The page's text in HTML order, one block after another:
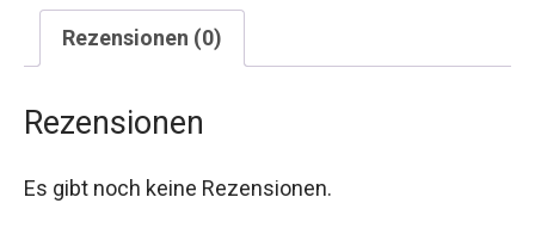
Rezensionen (0)
Rezensionen
Es gibt noch keine Rezensionen.